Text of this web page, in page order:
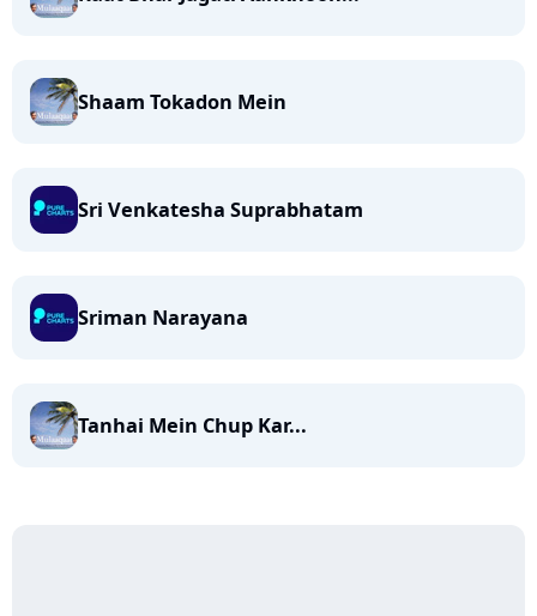
Shaam Tokadon Mein
Sri Venkatesha Suprabhatam
Sriman Narayana
Tanhai Mein Chup Kar...